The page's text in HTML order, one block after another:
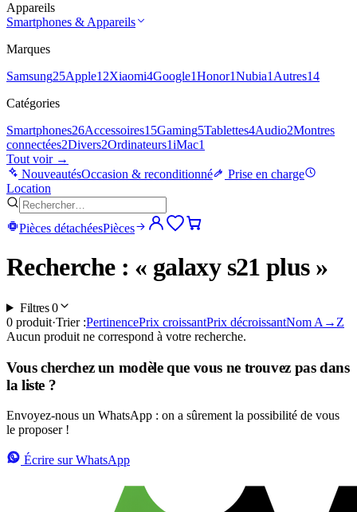
Appareils
Smartphones & Appareils
Marques
Samsung25Apple12Xiaomi4Google1Honor1Nubia1 Autres14
Catégories
Smartphones26Accessoires15Gaming5Tablettes4Audio2Montres
connectées2Divers2Ordinateurs1iMac1
Tout voir →
NouveautésOccasion & reconditionné
Prise en charge
Location
Pièces détachéesPièces
Recherche : « galaxy s21 plus »
Filtres0
0 produit·Trier :PertinencePrix croissantPrix décroissantNom A→Z
Aucun produit ne correspond à votre recherche.
Vous cherchez un modèle que vous ne trouvez pas dans
la liste ?
Envoyez-nous un WhatsApp : on a sûrement la possibilité de vous
le proposer !
Écrire sur WhatsApp